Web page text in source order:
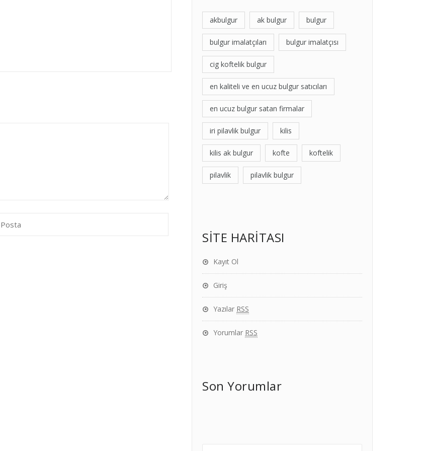
akbulgur ak bulgur bulgur
bulgur imalatçıları bulgur imalatçısı
cig koftelik bulgur
en kaliteli ve en ucuz bulgur satıcıları
en ucuz bulgur satan firmalar
iri pilavlik bulgur kilis
kilis ak bulgur kofte koftelik
pilavlik pilavlik bulgur
SİTE HARİTASI
Kayıt Ol
Giriş
Yazılar RSS
Yorumlar RSS
Son Yorumlar